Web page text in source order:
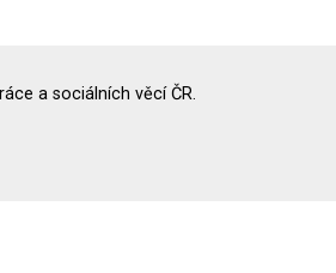
a sociálních věcí ČR.